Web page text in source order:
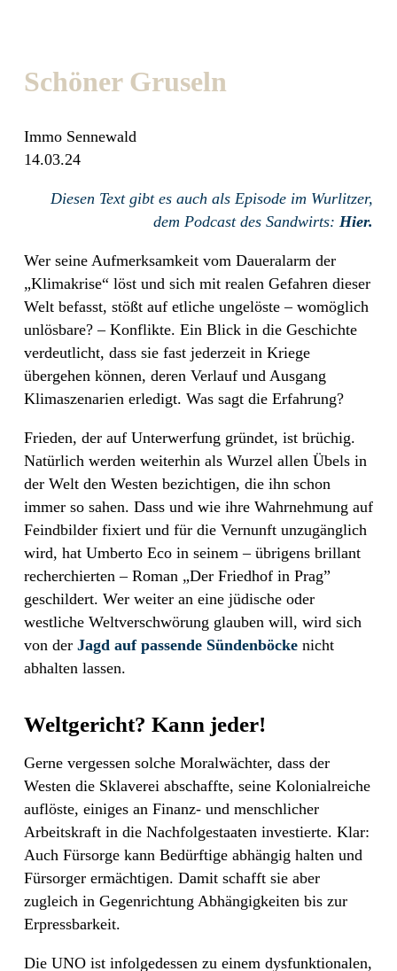
Schöner Gruseln
Immo Sennewald
14.03.24
Diesen Text gibt es auch als Episode im Wurlitzer,
dem Podcast des Sandwirts: Hier.
Wer seine Aufmerksamkeit vom Daueralarm der
„Klimakrise“ löst und sich mit realen Gefahren dieser
Welt befasst, stößt auf etliche ungelöste – womöglich
unlösbare? – Konflikte. Ein Blick in die Geschichte
verdeutlicht, dass sie fast jederzeit in Kriege
übergehen können, deren Verlauf und Ausgang
Klimaszenarien erledigt. Was sagt die Erfahrung?
Frieden, der auf Unterwerfung gründet, ist brüchig.
Natürlich werden weiterhin als Wurzel allen Übels in
der Welt den Westen bezichtigen, die ihn schon
immer so sahen. Dass und wie ihre Wahrnehmung auf
Feindbilder fixiert und für die Vernunft unzugänglich
wird, hat Umberto Eco in seinem – übrigens brillant
recherchierten – Roman „Der Friedhof in Prag”
geschildert. Wer weiter an eine jüdische oder
westliche Weltverschwörung glauben will, wird sich
von der Jagd auf passende Sündenböcke nicht
abhalten lassen.
Weltgericht? Kann jeder!
Gerne vergessen solche Moralwächter, dass der
Westen die Sklaverei abschaffte, seine Kolonialreiche
auflöste, einiges an Finanz- und menschlicher
Arbeitskraft in die Nachfolgestaaten investierte. Klar:
Auch Fürsorge kann Bedürftige abhängig halten und
Fürsorger ermächtigen. Damit schafft sie aber
zugleich in Gegenrichtung Abhängigkeiten bis zur
Erpressbarkeit.
Die UNO ist infolgedessen zu einem dysfunktionalen,